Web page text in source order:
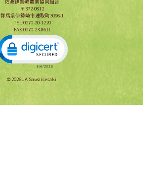
佐波伊勢崎農業協同組合
〒372-0812
群馬県伊勢崎市連取町3096-1
TEL:0270-20-1220
FAX:0270-23-8611
Click to open certificate verification popup
© 2026 JA Sawaisesaki.